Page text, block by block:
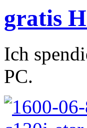
gratis
Ich
PC.